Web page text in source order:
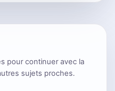
pour continuer avec la
sujets proches.